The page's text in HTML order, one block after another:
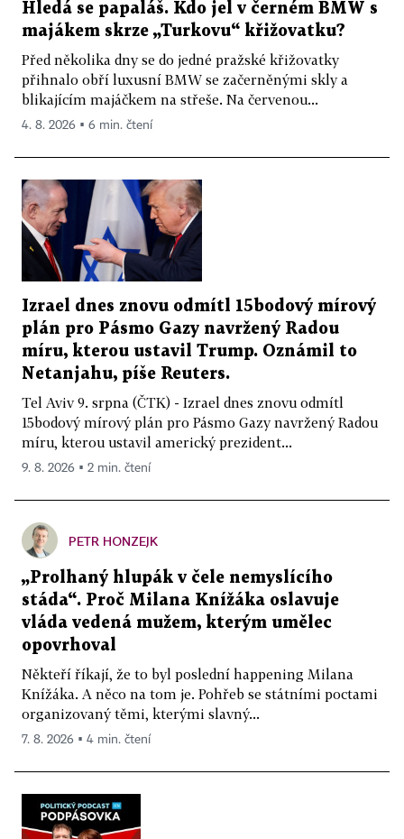
Hledá se papaláš. Kdo jel v černém BMW s
majákem skrze „Turkovu“ křižovatku?
Před několika dny se do jedné pražské křižovatky
přihnalo obří luxusní BMW se začerněnými skly a
blikajícím majáčkem na střeše. Na červenou...
4. 8. 2026 ▪ 6 min. čtení
Izrael dnes znovu odmítl 15bodový mírový
plán pro Pásmo Gazy navržený Radou
míru, kterou ustavil Trump. Oznámil to
Netanjahu, píše Reuters.
Tel Aviv 9. srpna (ČTK) - Izrael dnes znovu odmítl
15bodový mírový plán pro Pásmo Gazy navržený Radou
míru, kterou ustavil americký prezident...
9. 8. 2026 ▪ 2 min. čtení
PETR HONZEJK
„Prolhaný hlupák v čele nemyslícího
stáda“. Proč Milana Knížáka oslavuje
vláda vedená mužem, kterým umělec
opovrhoval
Někteří říkají, že to byl poslední happening Milana
Knížáka. A něco na tom je. Pohřeb se státními poctami
organizovaný těmi, kterými slavný...
7. 8. 2026 ▪ 4 min. čtení